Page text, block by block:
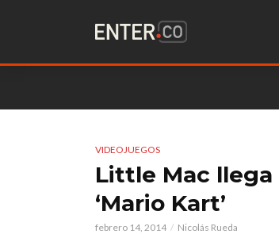
VIDEOJUEGOS
Little Mac llega
‘Mario Kart’
febrero 14, 2014 Nicolás Rueda